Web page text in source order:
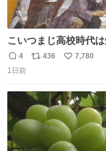
こいつまじ高校時代
𝑩𝑰𝑮 𝑳𝑶𝑽𝑬＿＿
返
信
4
リ
ト
数
436
い
数
7,780
1日前